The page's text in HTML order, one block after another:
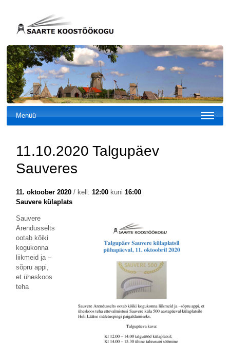
Menüü
11.10.2020 Talgupäev
Sauveres
11. oktoober 2020/ kell: 12:00kuni 16:00
Sauvere külaplats
Sauvere
Arendusselts
ootab kõiki
kogukonna
liikmeid ja –
sõpru appi,
et üheskoos
teha